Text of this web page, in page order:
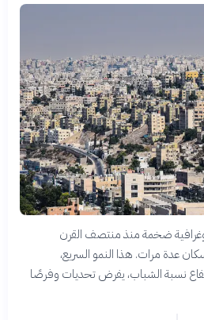
ضخمة منذ منتصف القرن
عدة مرات. هذا النمو السريع،
نسبة الشباب، يفرض تحديات وفرصًا